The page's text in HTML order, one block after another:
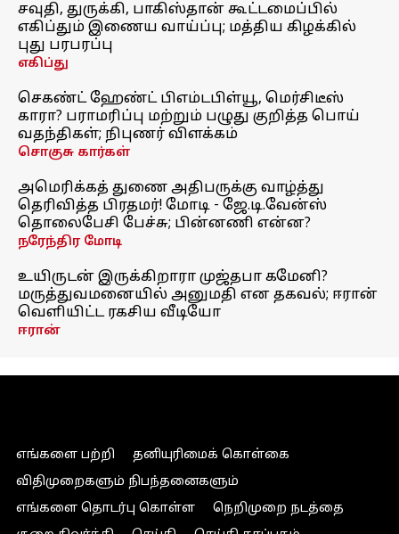
சவுதி, துருக்கி, பாகிஸ்தான் கூட்டமைப்பில்
எகிப்தும் இணைய வாய்ப்பு; மத்திய கிழக்கில்
புது பரபரப்பு
எகிப்து
செகண்ட் ஹேண்ட் பிஎம்டபிள்யூ, மெர்சிடீஸ்
காரா? பராமரிப்பு மற்றும் பழுது குறித்த பொய்
வதந்திகள்; நிபுணர் விளக்கம்
சொகுசு கார்கள்
அமெரிக்கத் துணை அதிபருக்கு வாழ்த்து
தெரிவித்த பிரதமர்! மோடி - ஜே.டி.வேன்ஸ்
தொலைபேசி பேச்சு; பின்னணி என்ன?
நரேந்திர மோடி
உயிருடன் இருக்கிறாரா முஜ்தபா கமேனி?
மருத்துவமனையில் அனுமதி என தகவல்; ஈரான்
வெளியிட்ட ரகசிய வீடியோ
ஈரான்
எங்களை பற்றி
தனியுரிமைக் கொள்கை
விதிமுறைகளும் நிபந்தனைகளும்
எங்களை தொடர்பு கொள்ள
நெறிமுறை நடத்தை